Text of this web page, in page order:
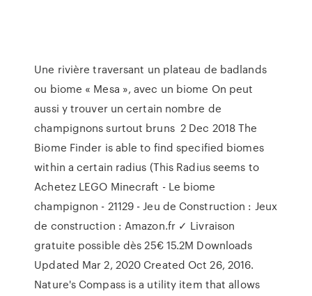
Une rivière traversant un plateau de badlands
ou biome « Mesa », avec un biome On peut
aussi y trouver un certain nombre de
champignons surtout bruns 2 Dec 2018 The
Biome Finder is able to find specified biomes
within a certain radius (This Radius seems to
Achetez LEGO Minecraft - Le biome
champignon - 21129 - Jeu de Construction : Jeux
de construction : Amazon.fr ✓ Livraison
gratuite possible dès 25€ 15.2M Downloads
Updated Mar 2, 2020 Created Oct 26, 2016.
Nature's Compass is a utility item that allows